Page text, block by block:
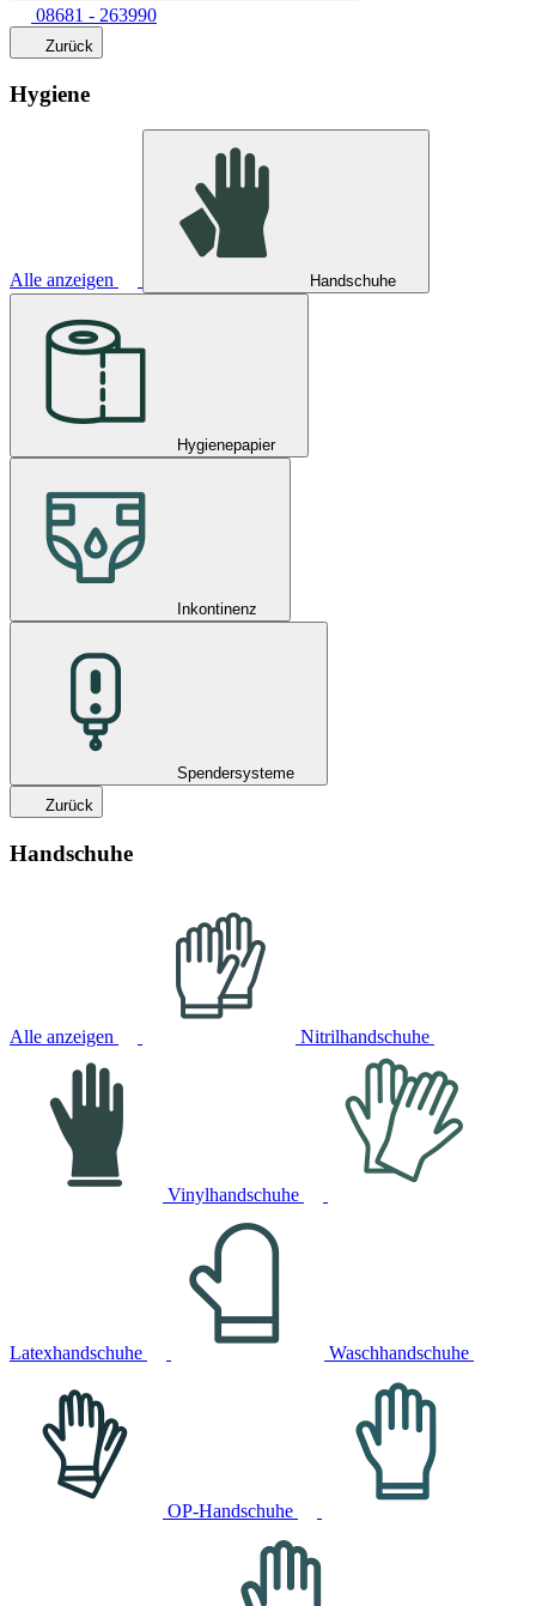
08681 - 263990
Zurück
Hygiene
Alle anzeigen Handschuhe
Hygienepapier
Inkontinenz
Spendersysteme
Zurück
Handschuhe
Alle anzeigen Nitrilhandschuhe
Vinylhandschuhe
Latexhandschuhe Waschhandschuhe
OP-Handschuhe